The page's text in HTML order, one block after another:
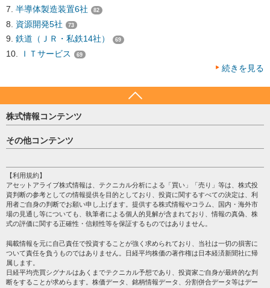
半導体製造装置6社 82
資源開発5社 73
鉄道（ＪＲ・私鉄14社） 69
ＩＴサービス 69
続きを見る
株式情報コンテンツ
日経平均
売買シグナル
株テーマ情報
海外市況
投資カレンダー
格付け情報
その他コンテンツ
個人情報保護方針
プライバシーポリシー
会社案内
サイトマップ
過去データ
【利用規約】
アセットアライブ株式情報は、テクニカル分析による「買い」「売り」等は、株式投
資判断の参考としての情報提供を目的としており、投資に関するすべての決定は、利
用者ご自身の判断でお願い申し上げます。提供する株式情報やコラム、国内・海外市
場の見通し等についても、執筆者による個人的見解が含まれており、情報の真偽、株
式の評価に関する正確性・信頼性等を保証するものではありません。
掲載情報を元に自己責任で投資することが強く求められており、当社は一切の損害に
ついて責任を負うものではありません。日経平均株価の著作権は日本経済新聞社に帰
属します。
日経平均売買シグナルはあくまでテクニカル予想であり、投資家ご自身が最終的な判
断をすることが求めらます。株価データ、銘柄情報データ、分割併合データ等はデー